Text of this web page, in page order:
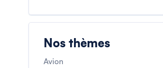
Nos thèmes
Avion